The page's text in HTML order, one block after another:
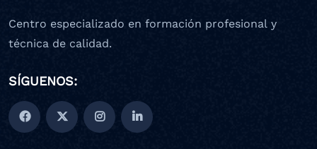
Centro especializado en formación profesional y
técnica de calidad.
SÍGUENOS: